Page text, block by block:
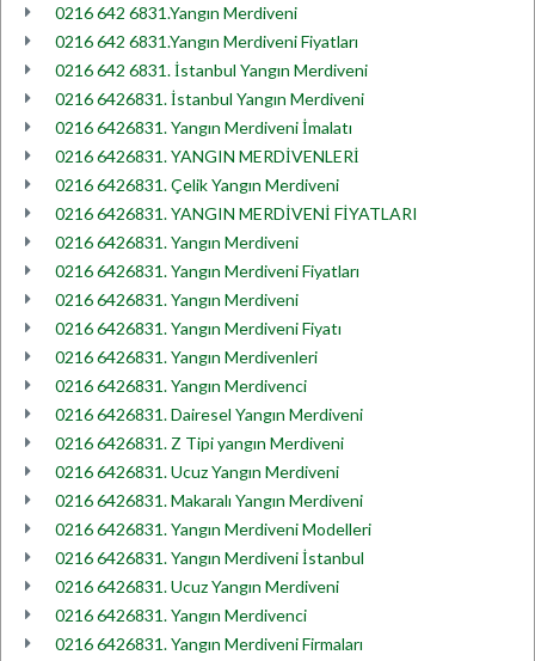
0216 642 6831.Yangın Merdiveni
0216 642 6831.Yangın Merdiveni Fiyatları
0216 642 6831. İstanbul Yangın Merdiveni
0216 6426831. İstanbul Yangın Merdiveni
0216 6426831. Yangın Merdiveni İmalatı
0216 6426831. YANGIN MERDİVENLERİ
0216 6426831. Çelik Yangın Merdiveni
0216 6426831. YANGIN MERDİVENİ FİYATLARI
0216 6426831. Yangın Merdiveni
0216 6426831. Yangın Merdiveni Fiyatları
0216 6426831. Yangın Merdiveni
0216 6426831. Yangın Merdiveni Fiyatı
0216 6426831. Yangın Merdivenleri
0216 6426831. Yangın Merdivenci
0216 6426831. Dairesel Yangın Merdiveni
0216 6426831. Z Tipi yangın Merdiveni
0216 6426831. Ucuz Yangın Merdiveni
0216 6426831. Makaralı Yangın Merdiveni
0216 6426831. Yangın Merdiveni Modelleri
0216 6426831. Yangın Merdiveni İstanbul
0216 6426831. Ucuz Yangın Merdiveni
0216 6426831. Yangın Merdivenci
0216 6426831. Yangın Merdiveni Firmaları